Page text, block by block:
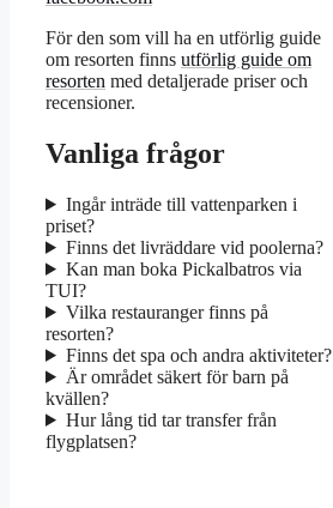
För den som vill ha en utförlig guide
om resorten finns utförlig guide om
resorten med detaljerade priser och
recensioner.
Vanliga frågor
Ingår inträde till vattenparken i
priset?
Finns det livräddare vid poolerna?
Kan man boka Pickalbatros via
TUI?
Vilka restauranger finns på
resorten?
Finns det spa och andra aktiviteter?
Är området säkert för barn på
kvällen?
Hur lång tid tar transfer från
flygplatsen?